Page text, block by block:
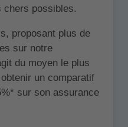
chers possibles.
proposant plus de
sur notre
du moyen le plus
un comparatif
sur son assurance